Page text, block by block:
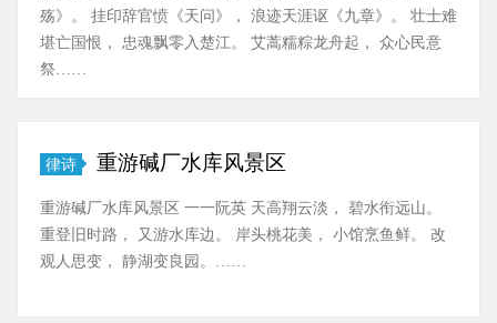
殇》。 挂印辞官愤《天问》， 浪迹天涯讴《九章》。 壮士难
堪亡国恨， 忠魂飘零入楚江。 艾蒿糯粽龙舟起， 众心民意
祭……
律诗 重游碱厂水库风景区
重游碱厂水库风景区 一一阮英 天高翔云淡， 碧水衔远山。
重登旧时路， 又游水库边。 岸头桃花美， 小馆烹鱼鲜。 改
观人思变， 静湖变良园。……